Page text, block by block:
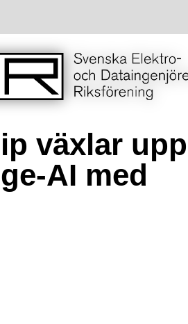
växlar upp
AI med